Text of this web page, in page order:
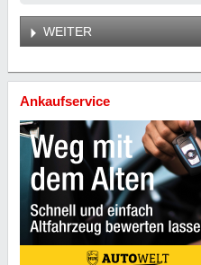
WEITER
Ankaufservice